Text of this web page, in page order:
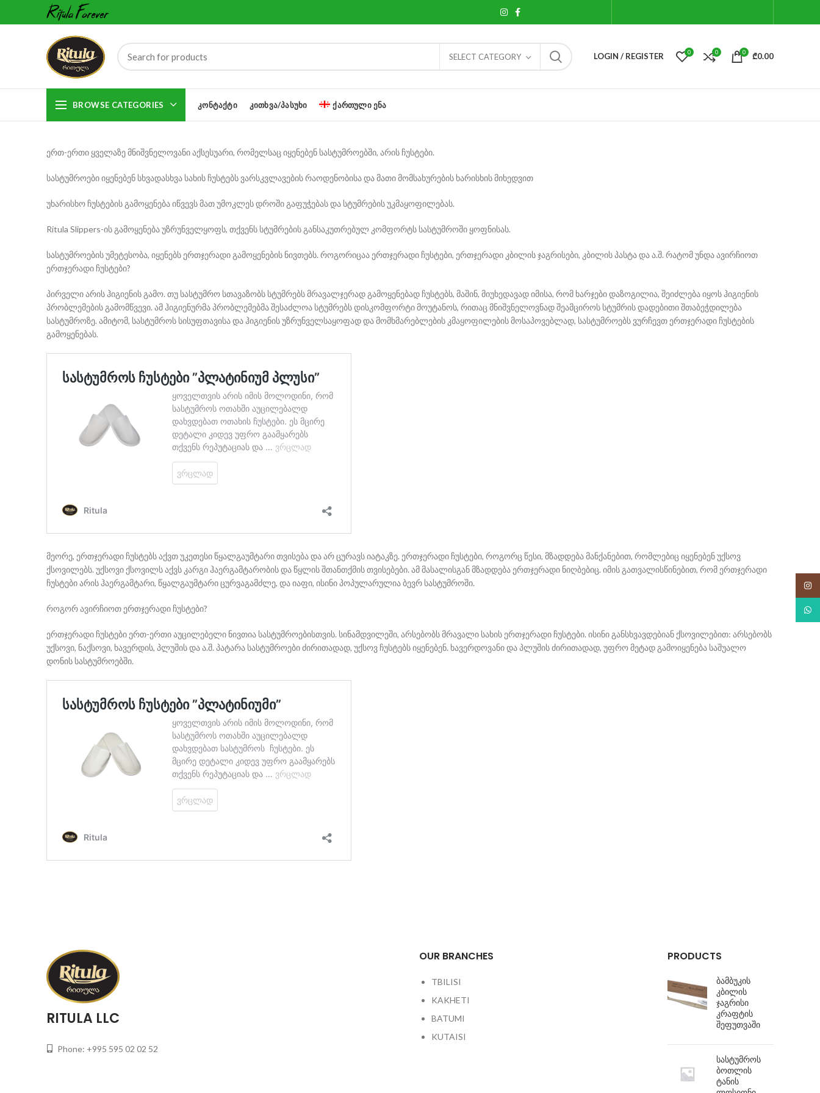
SELECT CATEGORY LOGIN / REGISTER 0 0 0 ₾0.00
BROWSE CATEGORIES ᲙᲝᲜᲢᲐᲥᲢᲘ ᲙᲘᲗᲮᲕᲐ/ᲞᲐᲡᲣᲮᲘ ᲥᲐᲠᲗᲣᲚᲘ ᲔᲜᲐ
ერთ-ერთი ყველაზე მნიშვნელოვანი აქსესუარი, რომელსაც იყენებენ სასტუმროებში, არის ჩუსტები.
სასტუმროები იყენებენ სხვადასხვა სახის ჩუსტებს ვარსკვლავების რაოდენობისა და მათი მომსახურების ხარისხის მიხედვით
უხარისხო ჩუსტების გამოყენება იწვევს მათ უმოკლეს დროში გაფუჭებას და სტუმრების უკმაყოფილებას.
Ritula Slippers-ის გამოყენება უზრუნველყოფს, თქვენს სტუმრების განსაკუთრებულ კომფორტს სასტუმროში ყოფნისას.
სასტუმროების უმეტესობა, იყენებს ერთჯერადი გამოყენების ნივთებს. როგორიცაა ერთჯერადი ჩუსტები, ერთჯერადი კბილის ჯაგრისები, კბილის პასტა და ა.შ. რატომ უნდა ავირჩიოთ
ერთჯერადი ჩუსტები?
პირველი არის ჰიგიენის გამო. თუ სასტუმრო სთავაზობს სტუმრებს მრავალჯერად გამოყენებად ჩუსტებს, მაშინ, მიუხედავად იმისა, რომ ხარჯები დაზოგილია, შეიძლება იყოს ჰიგიენის
პრობლემების გამომწვევი. ამ ჰიგიენურმა პრობლემებმა შესაძლოა სტუმრებს დისკომფორტი მოუტანოს, რითაც მნიშვნელოვნად შეამციროს სტუმრის დადებითი შთაბეჭდილება
სასტუმროზე. ამიტომ, სასტუმროს სისუფთავისა და ჰიგიენის უზრუნველსაყოფად და მომხმარებლების კმაყოფილების მოსაპოვებლად, სასტუმროებს ვურჩევთ ერთჯერადი ჩუსტების
გამოყენებას.
მეორე, ერთჯერადი ჩუსტებს აქვთ უკეთესი წყალგაუმტარი თვისება და არ ცურავს იატაკზე. ერთჯერადი ჩუსტები, როგორც წესი, მზადდება მანქანებით, რომლებიც იყენებენ უქსოვ
ქსოვილებს. უქსოვი ქსოვილს აქვს კარგი ჰაერგამტარობის და წყლის შთანთქმის თვისებები. ამ მასალისგან მზადდება ერთჯერადი ნიღბებიც. იმის გათვალისწინებით, რომ ერთჯერადი
ჩუსტები არის ჰაერგამტარი, წყალგაუმტარი ცურვაგამძლე, და იაფი, ისინი პოპულარულია ბევრ სასტუმროში.
როგორ ავირჩიოთ ერთჯერადი ჩუსტები?
ერთჯერადი ჩუსტები ერთ-ერთი აუცილებელი ნივთია სასტუმროებისთვის. სინამდვილეში, არსებობს მრავალი სახის ერთჯერადი ჩუსტები. ისინი განსხვავდებიან ქსოვილებით: არსებობს
უქსოვი, ნაქსოვი, ხავერდის, პლუშის და ა.შ. პატარა სასტუმროები ძირითადად, უქსოვ ჩუსტებს იყენებენ. ხავერდოვანი და პლუშის ძირითადად, უფრო მეტად გამოიყენება საშუალო
დონის სასტუმროებში.
RITULA LLC
Phone: +995 595 02 02 52
OUR BRANCHES
TBILISI
KAKHETI
BATUMI
KUTAISI
PRODUCTS
ბამბუკის
კბილის
ჯაგრისი
კრაფტის
შეფუთვაში
სასტუმროს
ბოთლის
ტანის